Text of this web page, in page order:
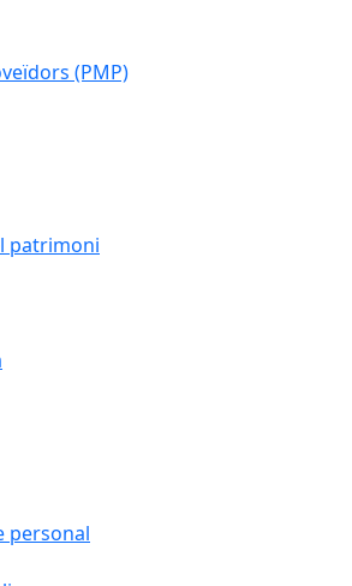
(PMP)
patrimoni
personal